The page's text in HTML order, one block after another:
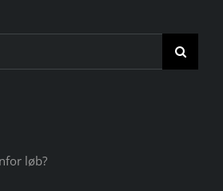
løb?